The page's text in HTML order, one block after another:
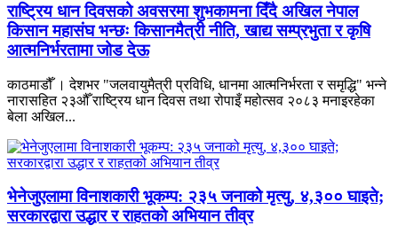
राष्ट्रिय धान दिवसको अवसरमा शुभकामना दिँदै अखिल नेपाल
किसान महासंघ भन्छः किसानमैत्री नीति, खाद्य सम्प्रभुता र कृषि
आत्मनिर्भरतामा जोड देऊ
काठमाडौँ । देशभर "जलवायुमैत्री प्रविधि, धानमा आत्मनिर्भरता र समृद्धि" भन्ने
नारासहित २३औँ राष्ट्रिय धान दिवस तथा रोपाइँ महोत्सव २०८३ मनाइरहेका
बेला अखिल...
भेनेजुएलामा विनाशकारी भूकम्प: २३५ जनाको मृत्यु, ४,३०० घाइते;
सरकारद्वारा उद्धार र राहतको अभियान तीव्र